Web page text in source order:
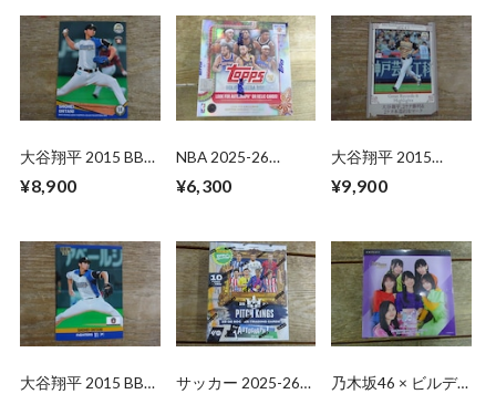
大谷翔平 2015 BBM
¥8,900
NBA 2025-26
MEGA BOX 未開封
¥6,300
大谷翔平 2015
年9月7日
¥9,900
大谷翔平 2015 BBM
サッカー 2025-26
乃木坂46 × ビルデ